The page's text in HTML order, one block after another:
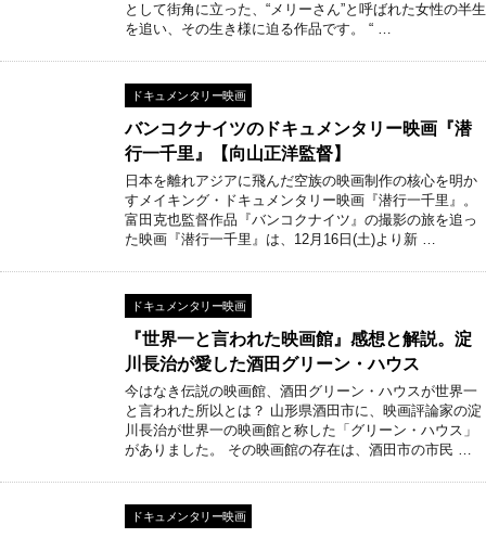
として街角に立った、“メリーさん”と呼ばれた女性の半生
を追い、その生き様に迫る作品です。 “ …
ドキュメンタリー映画
バンコクナイツのドキュメンタリー映画『潜
行一千里』【向山正洋監督】
日本を離れアジアに飛んだ空族の映画制作の核心を明か
すメイキング・ドキュメンタリー映画『潜行一千里』。
富田克也監督作品『バンコクナイツ』の撮影の旅を追っ
た映画『潜行一千里』は、12月16日(土)より新 …
ドキュメンタリー映画
『世界一と言われた映画館』感想と解説。淀
川長治が愛した酒田グリーン・ハウス
今はなき伝説の映画館、酒田グリーン・ハウスが世界一
と言われた所以とは？ 山形県酒田市に、映画評論家の淀
川長治が世界一の映画館と称した「グリーン・ハウス」
がありました。 その映画館の存在は、酒田市の市民 …
ドキュメンタリー映画